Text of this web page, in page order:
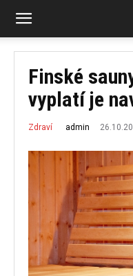
Finské
vyplatí je
Zdraví admin